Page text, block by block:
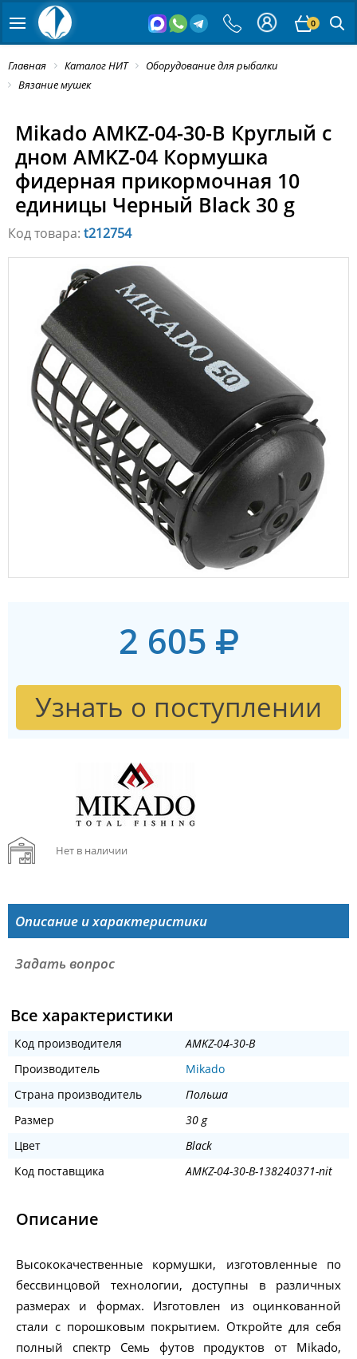
0
Главная Каталог НИТ
Оборудование для рыбалки
Вязание мушек
Mikado AMKZ-04-30-B Круглый с
дном AMKZ-04 Кормушка
фидерная прикормочная 10
единицы Черный Black 30 g
Код товара: t212754
2 605
Узнать о поступлении
Нет в наличии
Описание и характеристики
Задать вопрос
Все характеристики
Код производителя
AMKZ-04-30-B
Производитель
Mikado
Страна производитель
Польша
Размер
30 g
Цвет
Black
Код поставщика
AMKZ-04-30-B-138240371-nit
Описание
Высококачественные кормушки, изготовленные по
бессвинцовой технологии, доступны в различных
размерах и формах. Изготовлен из оцинкованной
стали с порошковым покрытием. Откройте для себя
полный спектр Семь футов продуктов от Mikado,